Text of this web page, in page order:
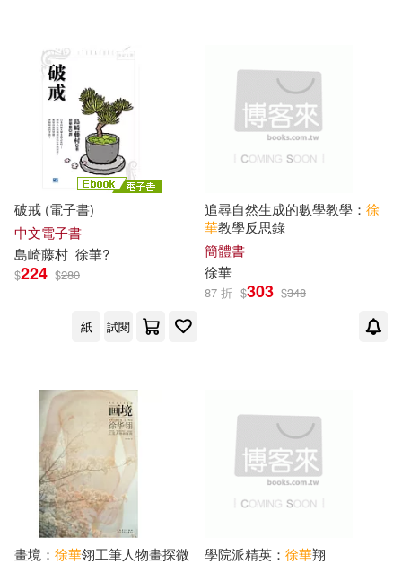
徐華勤(1)
徐華川 主編(1)
徐華平，李春升，張家偉(1)
徐華建(1) 徐華成，江和龍(1)
徐華清等(1)
徐華玲 楊先明(1)
徐華琴（主編）(1)
電子工業出版社(2)
上海人民出版社有限責任公司(1)
上海古籍出版社(1)
上海外語教育出版社(1)
上海大學出版社(1)
上海文藝出版社(1)
上海辭書出版社(1)
中國中醫藥出版社(1)
中國人民大學出版社(1)
破戒 (電子書)
中文電子書
島崎藤村 徐華?
$224 $280
紙 試閱
追尋自然生成的數學教學： 徐
華教學反思錄
簡體書
徐華
87 折 $303 $348
畫境： 徐華翎工筆人物畫探微
學院派精英： 徐華翔